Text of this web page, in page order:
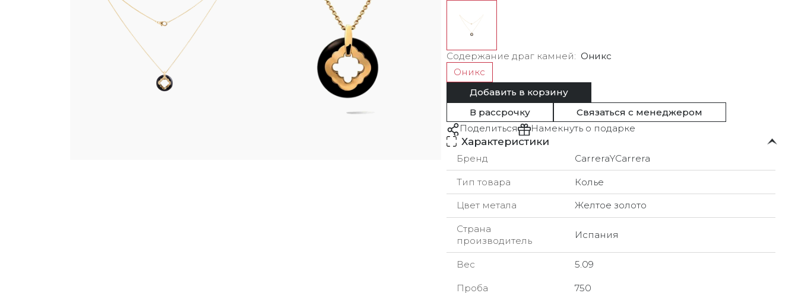
Содержание драг камней
Оникс
Оникс
Добавить в корзину
В рассрочку
Связаться с менеджером
Поделиться
Намекнуть о подарке
Характеристики
Бренд CarreraYCarrera
Тип товара Колье
Цвет метала Желтое золото
Страна
производитель
Испания
Вес 5.09
Проба 750